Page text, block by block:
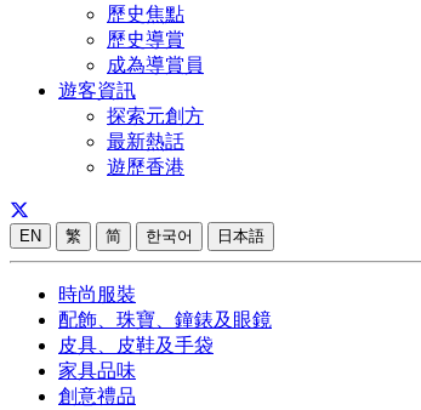
歷史焦點
歷史導賞
成為導賞員
遊客資訊
探索元創方
最新熱話
遊歷香港
EN 繁 简 한국어 日本語
時尚服裝
配飾、珠寶、鐘錶及眼鏡
皮具、皮鞋及手袋
家具品味
創意禮品